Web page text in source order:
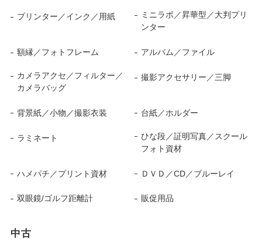
プリンター／インク／用紙
ミニラボ／昇華型／大判プリ
ンター
額縁／フォトフレーム アルバム／ファイル
カメラアクセ／フィルター／
カメラバッグ
撮影アクセサリー／三脚
背景紙／小物／撮影衣装 台紙／ホルダー
ラミネート
ひな段／証明写真／スクール
フォト資材
ハメパチ／プリント資材 ＤＶＤ／CD／ブルーレイ
双眼鏡/ゴルフ距離計 販促用品
中古